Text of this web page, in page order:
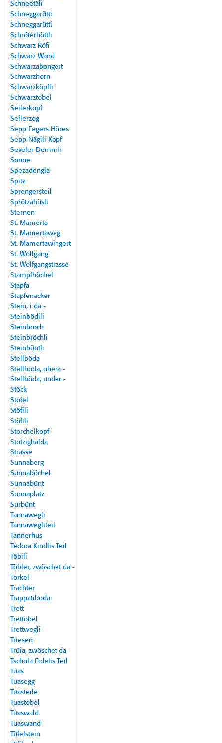
Schneetäli
Schneggarütti
Schneggarütti
Schröterhöttli
Schwarz Röfi
Schwarz Wand
Schwarzabongert
Schwarzhorn
Schwarzköpfli
Schwarztobel
Seilerkopf
Seilerzog
Sepp Fegers Höres
Sepp Nägili Kopf
Seveler Demmli
Sonne
Spezadengla
Spitz
Sprengersteil
Sprötzahüsli
Sternen
St. Mamerta
St. Mamertaweg
St. Mamertawingert
St. Wolfgang
St. Wolfgangstrasse
Stampfböchel
Stapfa
Stapfenacker
Stein, i da -
Steinbödili
Steinbroch
Steinbröchli
Steinbüntli
Stellböda
Stellboda, obera -
Stellböda, under -
Stöck
Stofel
Stöfili
Stöfili
Storchelkopf
Stotzighalda
Strasse
Sunnaberg
Sunnaböchel
Sunnabünt
Sunnaplatz
Surbünt
Tannawegli
Tannawegliteil
Tannerhus
Tedora Kindlis Teil
Töbili
Töbler, zwöschet da -
Torkel
Trachter
Trappatiboda
Trett
Trettobel
Trettwegli
Triesen
Trüia, zwöschet da -
Tschola Fidelis Teil
Tuas
Tuasegg
Tuasteile
Tuastobel
Tuaswald
Tuaswand
Tüfelstein